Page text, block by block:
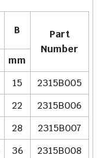
B
Part
Number
mm
15
2315B005
22
2315B006
28
2315B007
36
2315B008